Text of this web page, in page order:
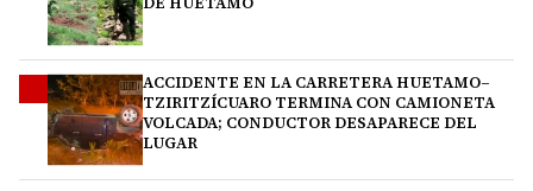
ACCIDENTE EN LA CARRETERA HUETAMO–
TZIRITZÍCUARO TERMINA CON CAMIONETA
VOLCADA; CONDUCTOR DESAPARECE DEL
LUGAR